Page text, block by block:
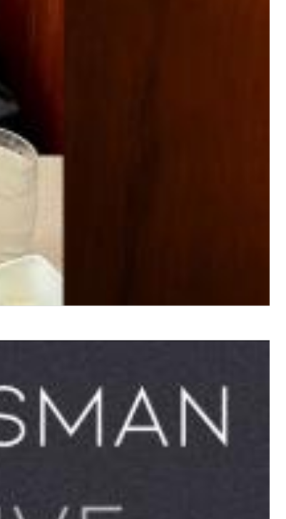
$ 14,20